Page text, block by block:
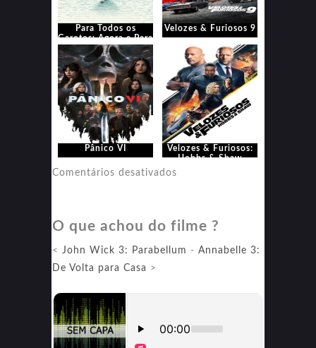
Para Todos os
Garotos: Agora e Para
Sempre
Velozes & Furiosos 9
Pânico VI
Velozes & Furiosos:
Hobbs & Shaw
Comentários desativados
Furiosos:
O que achou do filme ?
< John Wick 3: Parabellum - Annabelle 3:
De Volta para Casa >